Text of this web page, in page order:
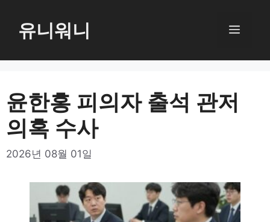
로
기
유니워니 메
윤한홍 피의자 출석 관저
의혹 수사
2026년 08월 01일